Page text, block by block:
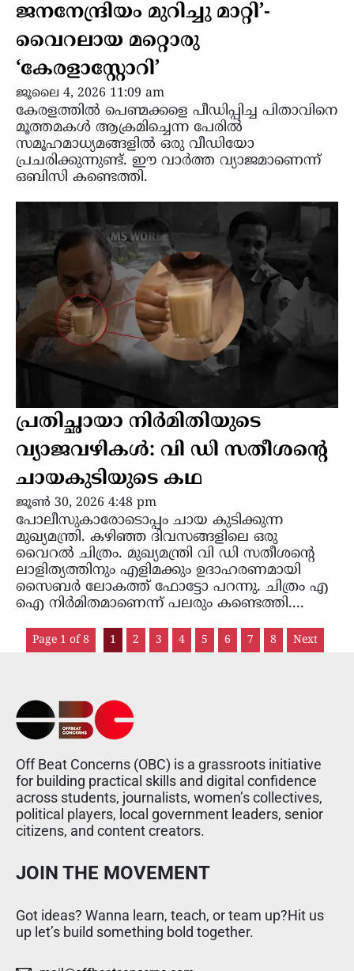
ജനനേന്ദ്രിയം മുറിച്ചു മാറ്റി’-
വൈറലായ മറ്റൊരു
‘കേരളാസ്റ്റോറി’
ജൂലൈ 4, 2026 11:09 am
കേരളത്തിൽ പെണ്മക്കളെ പീഡിപ്പിച്ച പിതാവിനെ
മൂത്തമകൾ ആക്രമിച്ചെന്ന പേരിൽ
സമൂഹമാധ്യമങ്ങളിൽ ഒരു വീഡിയോ
പ്രചരിക്കുന്നുണ്ട്. ഈ വാർത്ത വ്യാജമാണെന്ന്
ഒബിസി കണ്ടെത്തി.
പ്രതിച്ഛായാ നിർമിതിയുടെ
വ്യാജവഴികൾ: വി ഡി സതീശന്റെ
ചായകുടിയുടെ കഥ
ജൂൺ 30, 2026 4:48 pm
പോലീസുകാരോടൊപ്പം ചായ കുടിക്കുന്ന
മുഖ്യമന്ത്രി. കഴിഞ്ഞ ദിവസങ്ങളിലെ ഒരു
വൈറൽ ചിത്രം. മുഖ്യമന്ത്രി വി ഡി സതീശന്റെ
ലാളിത്യത്തിനും എളിമക്കും ഉദാഹരണമായി
സൈബർ ലോകത്ത് ഫോട്ടോ പറന്നു. ചിത്രം എ
ഐ നിർമിതമാണെന്ന് പലരും കണ്ടെത്തി....
Page 1 of 8 1 2 3 4 5 6 7 8 Next
Off Beat Concerns (OBC) is a grassroots initiative
for building practical skills and digital confidence
across students, journalists, women’s collectives,
political players, local government leaders, senior
citizens, and content creators.
JOIN THE MOVEMENT
Got ideas? Wanna learn, teach, or team up?Hit us
up let’s build something bold together.